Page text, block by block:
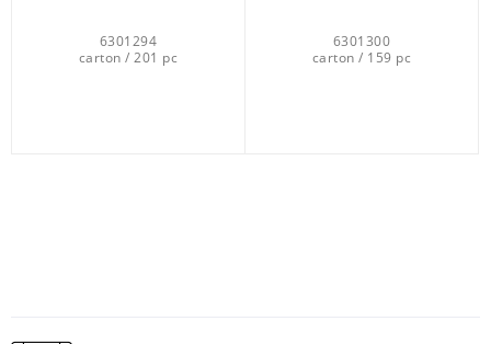
6301294
carton / 201 pc
6301300
carton / 159 pc